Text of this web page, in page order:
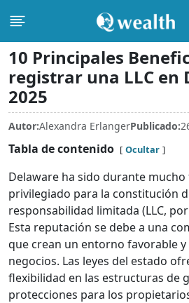
10 Principales
registrar una LLC en
2025
Autor:Alexandra ErlangerPublicado:
Tabla de contenido Ocultar
Delaware ha sido durante
privilegiado para la constitución
responsabilidad limitada (LLC,
Esta reputación se debe a una
que crean un entorno favorable
negocios. Las leyes del estado
flexibilidad en las estructuras de
protecciones para los